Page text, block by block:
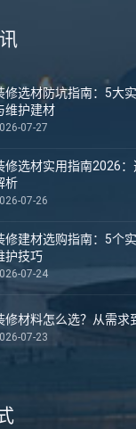
修选材防坑指南：5大
维护建材
07-27
修选材实用指南2026
析
07-26
修建材选购指南：5个
护技巧
07-24
修材料怎么选？从需求
07-23